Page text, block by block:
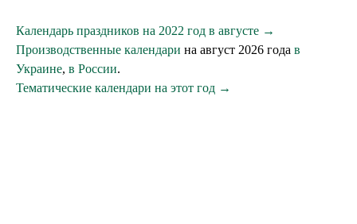
Календарь праздников на 2022 год в августе →
Производственные календари на август 2026 года в
Украине, в России.
Тематические календари на этот год →